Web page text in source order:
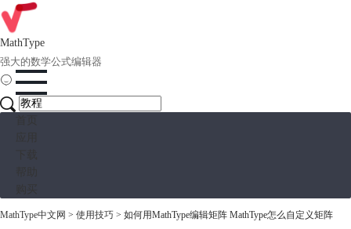
MathType
强大的数学公式编辑器
MathType中文网 > 使用技巧 > 如何用MathType编辑矩阵 MathType怎么自定义矩阵